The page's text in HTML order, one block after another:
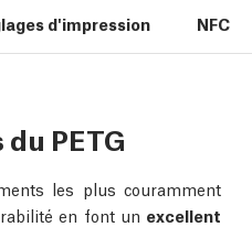
d'impression NFC
PETG
les plus couramment
en font un excellent